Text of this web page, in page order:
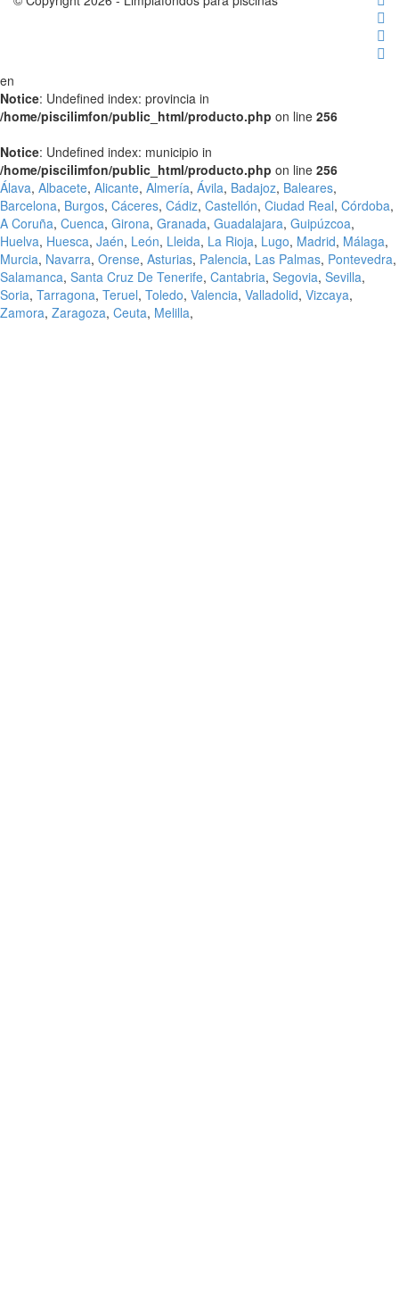
en
Notice: Undefined index: provincia in
/home/piscilimfon/public_html/producto.php on line 256
Notice: Undefined index: municipio in
/home/piscilimfon/public_html/producto.php on line 256
Álava, Albacete, Alicante, Almería, Ávila, Badajoz, Baleares,
Barcelona, Burgos, Cáceres, Cádiz, Castellón, Ciudad Real, Córdoba,
A Coruña, Cuenca, Girona, Granada, Guadalajara, Guipúzcoa,
Huelva, Huesca, Jaén, León, Lleida, La Rioja, Lugo, Madrid, Málaga,
Murcia, Navarra, Orense, Asturias, Palencia, Las Palmas, Pontevedra,
Salamanca, Santa Cruz De Tenerife, Cantabria, Segovia, Sevilla,
Soria, Tarragona, Teruel, Toledo, Valencia, Valladolid, Vizcaya,
Zamora, Zaragoza, Ceuta, Melilla,